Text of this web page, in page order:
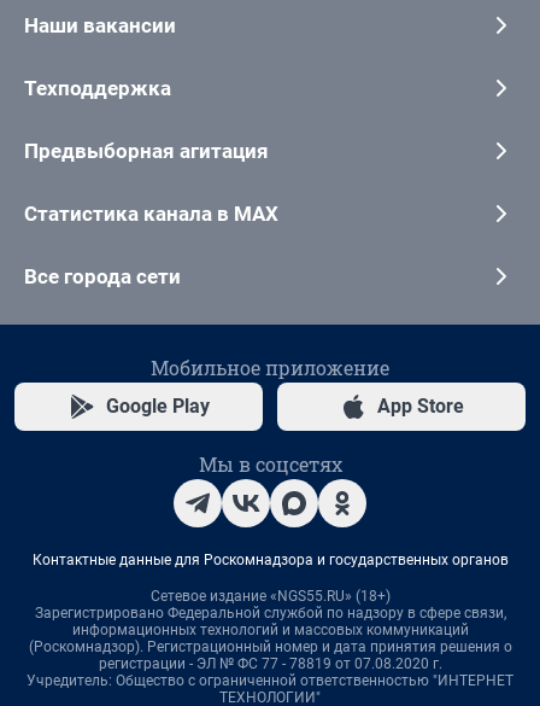
Наши вакансии
Техподдержка
Предвыборная агитация
Статистика канала в MAX
Все города сети
Мобильное приложение
Google Play App Store
Мы в соцсетях
Контактные данные для Роскомнадзора и государственных органов
Сетевое издание «NGS55.RU» (18+)
Зарегистрировано Федеральной службой по надзору в сфере связи,
информационных технологий и массовых коммуникаций
(Роскомнадзор). Регистрационный номер и дата принятия решения о
регистрации - ЭЛ № ФС 77 - 78819 от 07.08.2020 г.
Учредитель: Общество с ограниченной ответственностью "ИНТЕРНЕТ
ТЕХНОЛОГИИ"